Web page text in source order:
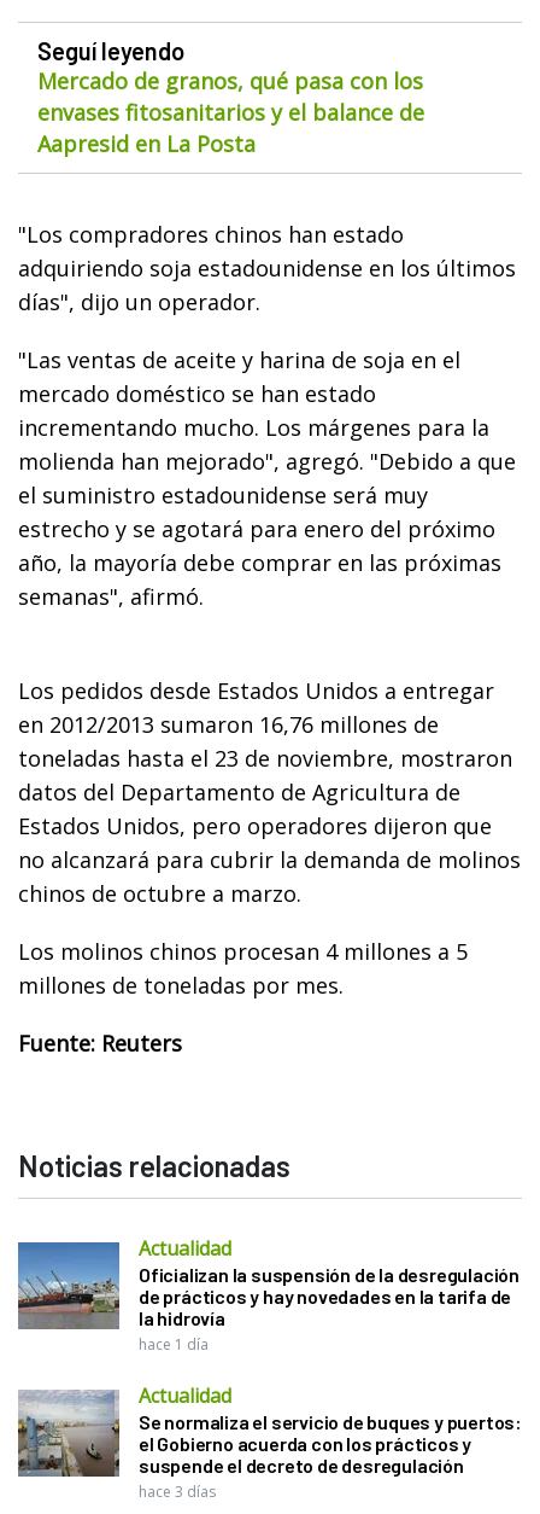
Seguí leyendo
Mercado de granos, qué pasa con los
envases fitosanitarios y el balance de
Aapresid en La Posta
"Los compradores chinos han estado
adquiriendo soja estadounidense en los últimos
días", dijo un operador.
"Las ventas de aceite y harina de soja en el
mercado doméstico se han estado
incrementando mucho. Los márgenes para la
molienda han mejorado", agregó. "Debido a que
el suministro estadounidense será muy
estrecho y se agotará para enero del próximo
año, la mayoría debe comprar en las próximas
semanas", afirmó.
Los pedidos desde Estados Unidos a entregar
en 2012/2013 sumaron 16,76 millones de
toneladas hasta el 23 de noviembre, mostraron
datos del Departamento de Agricultura de
Estados Unidos, pero operadores dijeron que
no alcanzará para cubrir la demanda de molinos
chinos de octubre a marzo.
Los molinos chinos procesan 4 millones a 5
millones de toneladas por mes.
Fuente: Reuters
Noticias relacionadas
Actualidad
Oficializan la suspensión de la desregulación
de prácticos y hay novedades en la tarifa de
la hidrovía
hace 1 día
Actualidad
Se normaliza el servicio de buques y puertos:
el Gobierno acuerda con los prácticos y
suspende el decreto de desregulación
hace 3 días